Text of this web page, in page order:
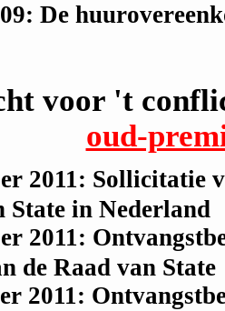
De
voor 't
oud-
2011: Sollicitatie
State in Nederland
2011:
de Raad van State
2011: